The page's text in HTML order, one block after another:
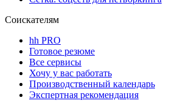
Соискателям
hh PRO
Готовое резюме
Все сервисы
Хочу у вас работать
Производственный календарь
Экспертная рекомендация